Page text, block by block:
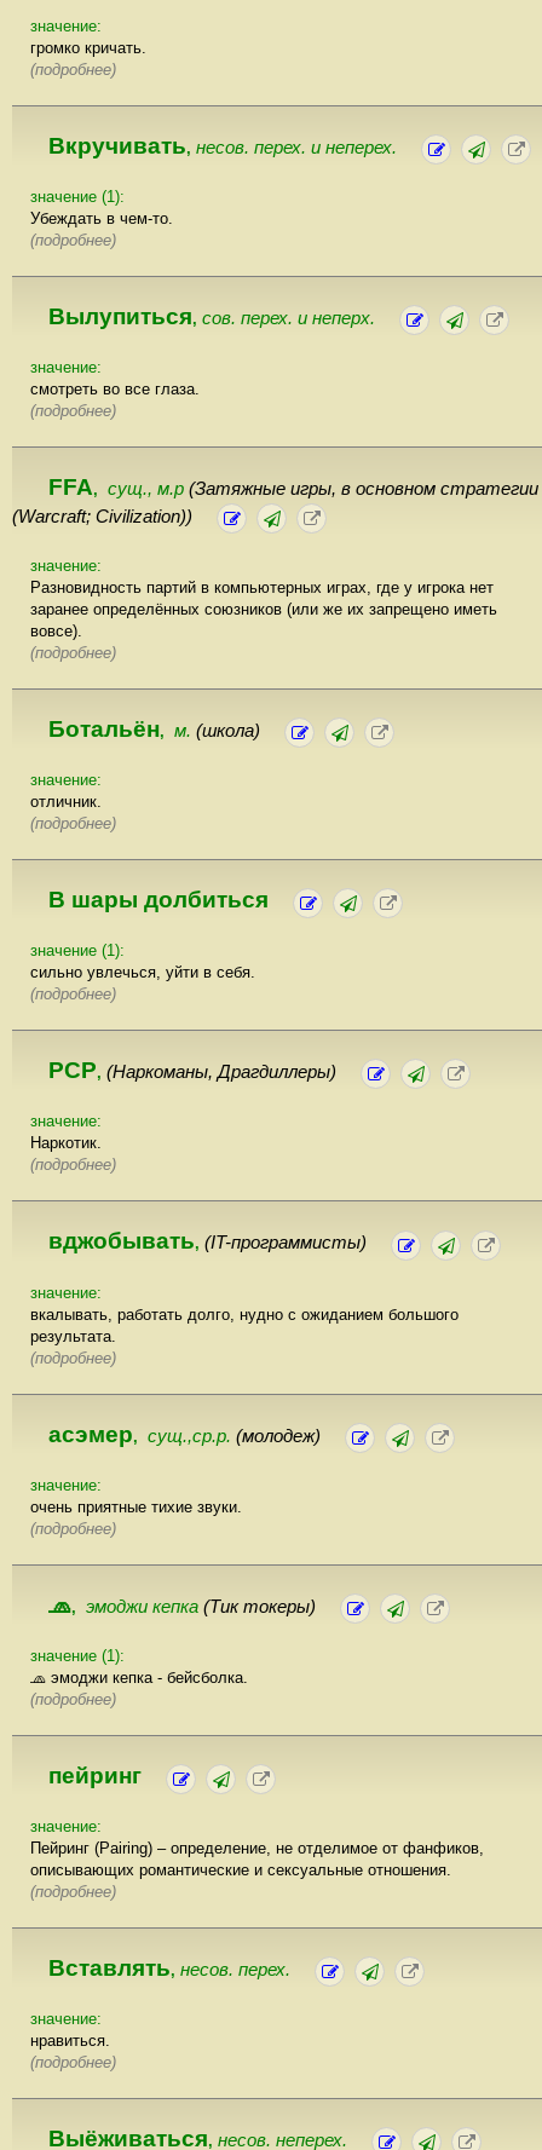
значение:
громко кричать.
(подробнее)
Вкручивать, несов. перех. и неперех.
значение (1):
Убеждать в чем-то.
(подробнее)
Вылупиться, сов. перех. и неперх.
значение:
смотреть во все глаза.
(подробнее)
FFA, сущ., м.р (Затяжные игры, в основном стратегии
(Warcraft; Сivilization))
значение:
Разновидность партий в компьютерных играх, где у игрока нет
заранее определённых союзников (или же их запрещено иметь
вовсе).
(подробнее)
Ботальён, м. (школа)
значение:
отличник.
(подробнее)
В шары долбиться
значение (1):
сильно увлечься, уйти в себя.
(подробнее)
PCP, (Наркоманы, Драгдиллеры)
значение:
Наркотик.
(подробнее)
вджобывать, (IT-программисты)
значение:
вкалывать, работать долго, нудно с ожиданием большого
результата.
(подробнее)
асэмер, сущ.,ср.р. (молодеж)
значение:
очень приятные тихие звуки.
(подробнее)
🧢, эмоджи кепка (Тик токеры)
значение (1):
🧢 эмоджи кепка - бейсболка.
(подробнее)
пейринг
значение:
Пейринг (Pairing) – определение, не отделимое от фанфиков,
описывающих романтические и сексуальные отношения.
(подробнее)
Вставлять, несов. перех.
значение:
нравиться.
(подробнее)
Выёживаться, несов. неперех.